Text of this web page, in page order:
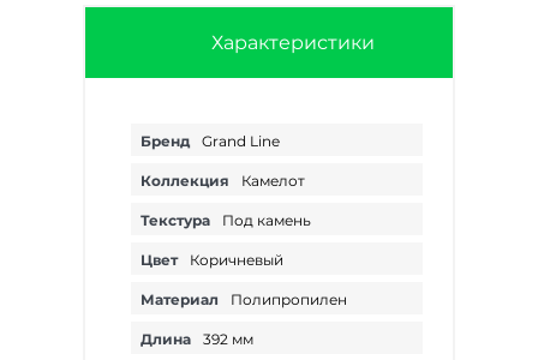
Характеристики
Бренд Grand Line
Коллекция Камелот
Текстура Под камень
Цвет Коричневый
Материал Полипропилен
Длина 392 мм